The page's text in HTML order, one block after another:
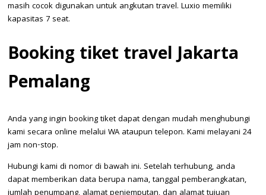
masih cocok digunakan untuk angkutan travel. Luxio memiliki
kapasitas 7 seat.
Booking tiket travel Jakarta
Pemalang
Anda yang ingin booking tiket dapat dengan mudah menghubungi
kami secara online melalui WA ataupun telepon. Kami melayani 24
jam non-stop.
Hubungi kami di nomor di bawah ini. Setelah terhubung, anda
dapat memberikan data berupa nama, tanggal pemberangkatan,